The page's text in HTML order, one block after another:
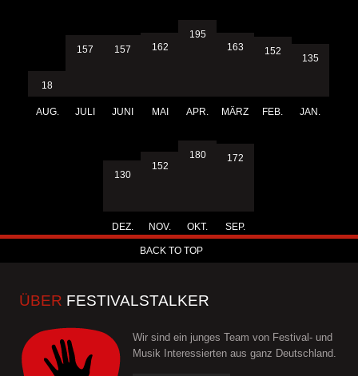
18
AUG.
157
JULI
157
JUNI
162
MAI
195
APR.
163
MÄRZ
152
FEB.
135
JAN.
130
DEZ.
152
NOV.
180
OKT.
172
SEP.
BACK TO TOP
ÜBER FESTIVALSTALKER
Wir sind ein junges Team von Festival- und
Musik Interessierten aus ganz Deutschland.